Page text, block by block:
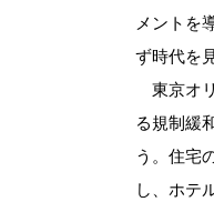
メントを
ず時代を
東京オ
る規制緩
う。住宅
し、ホテ